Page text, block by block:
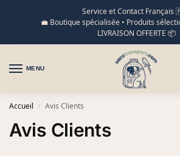
Service et Contact
💼 Boutique spécialisée • Produits
LIVRAISON OFFERTE 📦
MENU
Accueil / Avis Clients
Avis Clients